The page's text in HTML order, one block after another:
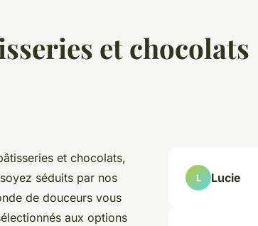
et chocolats
et chocolats,
séduits par nos
de douceurs vous
aux options
L Lucie